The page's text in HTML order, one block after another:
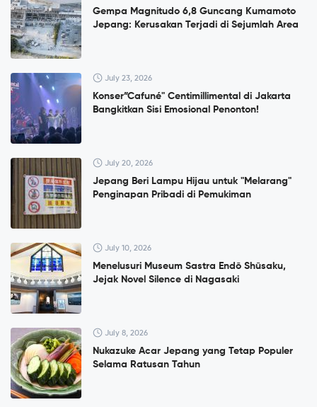
Gempa Magnitudo 6,8 Guncang Kumamoto
Jepang: Kerusakan Terjadi di Sejumlah Area
July 23, 2026
Konser”Cafuné" Centimillimental di Jakarta
Bangkitkan Sisi Emosional Penonton!
July 20, 2026
Jepang Beri Lampu Hijau untuk "Melarang"
Penginapan Pribadi di Pemukiman
July 10, 2026
Menelusuri Museum Sastra Endō Shūsaku,
Jejak Novel Silence di Nagasaki
July 8, 2026
Nukazuke Acar Jepang yang Tetap Populer
Selama Ratusan Tahun